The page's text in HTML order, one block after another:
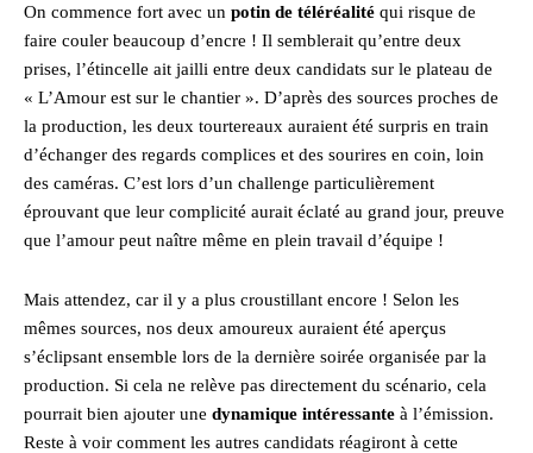
On commence fort avec un potin de téléréalité qui risque de
faire couler beaucoup d’encre ! Il semblerait qu’entre deux
prises, l’étincelle ait jailli entre deux candidats sur le plateau de
« L’Amour est sur le chantier ». D’après des sources proches de
la production, les deux tourtereaux auraient été surpris en train
d’échanger des regards complices et des sourires en coin, loin
des caméras. C’est lors d’un challenge particulièrement
éprouvant que leur complicité aurait éclaté au grand jour, preuve
que l’amour peut naître même en plein travail d’équipe !
Mais attendez, car il y a plus croustillant encore ! Selon les
mêmes sources, nos deux amoureux auraient été aperçus
s’éclipsant ensemble lors de la dernière soirée organisée par la
production. Si cela ne relève pas directement du scénario, cela
pourrait bien ajouter une dynamique intéressante à l’émission.
Reste à voir comment les autres candidats réagiront à cette